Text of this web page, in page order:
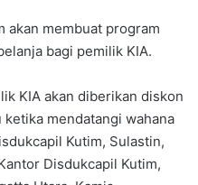
akan membuat program
bagi pemilik KIA.
KIA akan diberikan diskon
mendatangi wahana
Kutim, Sulastin,
Disdukcapil Kutim,